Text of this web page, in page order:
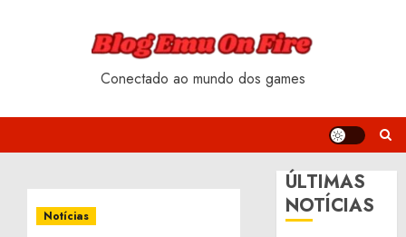
Conectado ao mundo dos games
Notícias
ÚLTIMAS
NOTÍCIAS